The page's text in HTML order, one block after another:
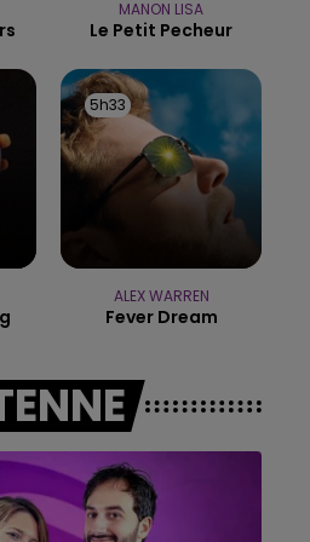
MANON LISA
Le Petit Pecheur
5h33
5h33
ALEX WARREN
Fever Dream